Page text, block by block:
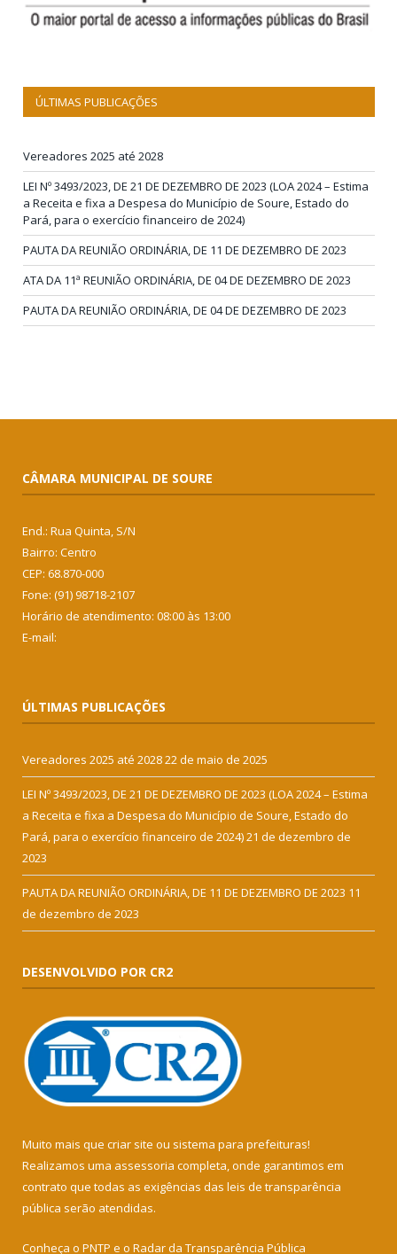
ÚLTIMAS PUBLICAÇÕES
Vereadores 2025 até 2028
LEI Nº 3493/2023, DE 21 DE DEZEMBRO DE 2023 (LOA 2024 – Estima
a Receita e fixa a Despesa do Município de Soure, Estado do
Pará, para o exercício financeiro de 2024)
PAUTA DA REUNIÃO ORDINÁRIA, DE 11 DE DEZEMBRO DE 2023
ATA DA 11ª REUNIÃO ORDINÁRIA, DE 04 DE DEZEMBRO DE 2023
PAUTA DA REUNIÃO ORDINÁRIA, DE 04 DE DEZEMBRO DE 2023
CÂMARA MUNICIPAL DE SOURE
End.: Rua Quinta, S/N
Bairro: Centro
CEP: 68.870-000
Fone: (91) 98718-2107
Horário de atendimento: 08:00 às 13:00
E-mail:
ÚLTIMAS PUBLICAÇÕES
Vereadores 2025 até 202822 de maio de 2025
LEI Nº 3493/2023, DE 21 DE DEZEMBRO DE 2023 (LOA 2024 – Estima
a Receita e fixa a Despesa do Município de Soure, Estado do
Pará, para o exercício financeiro de 2024)21 de dezembro de
2023
PAUTA DA REUNIÃO ORDINÁRIA, DE 11 DE DEZEMBRO DE 2023 11
de dezembro de 2023
DESENVOLVIDO POR CR2
Muito mais que criar site ou sistema para prefeituras!
Realizamos uma assessoria completa, onde garantimos em
contrato que todas as exigências das leis de transparência
pública serão atendidas.
Conheça o PNTP e o Radar da Transparência Pública